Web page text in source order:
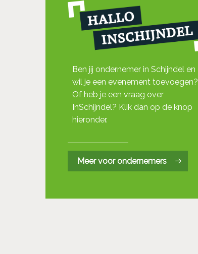
Ben jij ondernemer in Schijndel en
wil je een evenement toevoegen?
Of heb je een vraag over
InSchijndel? Klik dan op de knop
hieronder.
Meer voor ondernemers